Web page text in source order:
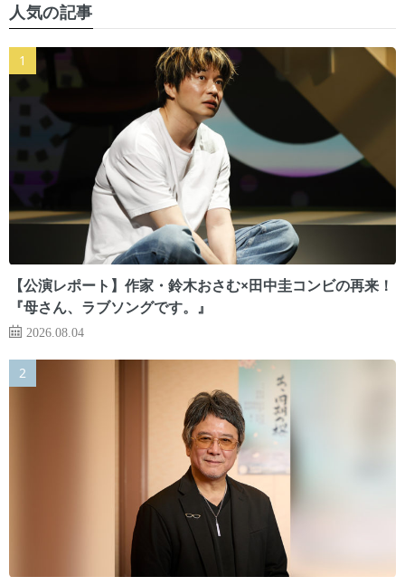
人気の記事
【公演レポート】作家・鈴木おさむ×田中圭コンビの再来！
『母さん、ラブソングです。』
2026.08.04